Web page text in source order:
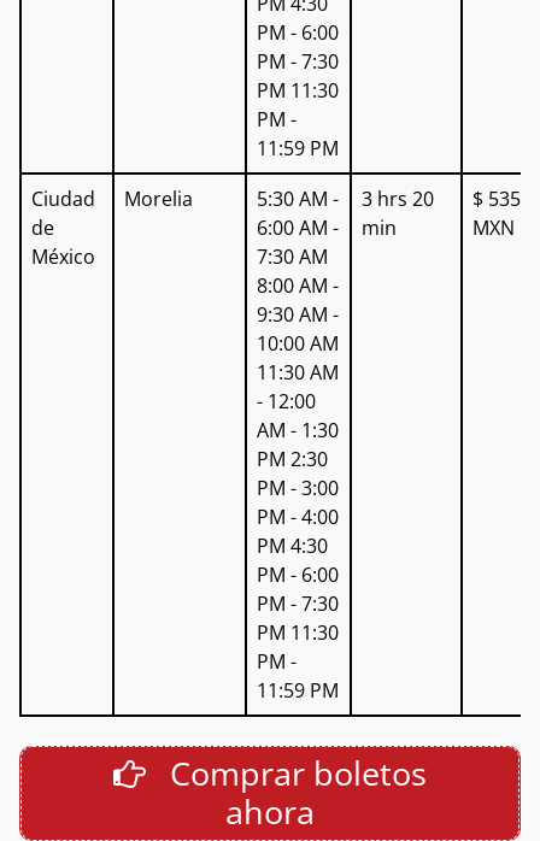
PM - 6:00
PM - 7:30
PM 11:30
PM -
11:59 PM
Ciudad
de
México
Morelia
5:30 AM -
6:00 AM -
7:30 AM
8:00 AM -
9:30 AM -
10:00 AM
11:30 AM
- 12:00
AM - 1:30
PM 2:30
PM - 3:00
PM - 4:00
PM 4:30
PM - 6:00
PM - 7:30
PM 11:30
PM -
11:59 PM
3 hrs 20
min
$ 535
MXN
Comprar boletos
ahora